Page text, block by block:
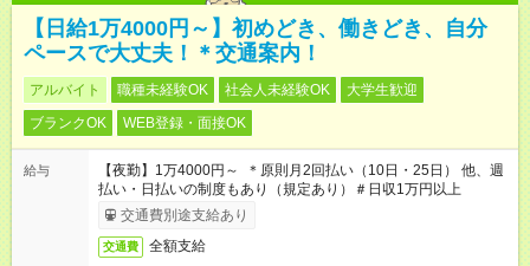
【日給1万4000円～】初めどき、働きどき、自分
ペースで大丈夫！＊交通案内！
アルバイト 職種未経験OK 社会人未経験OK
大学生歓迎
ブランクOK
WEB登録・面接OK
給与
【夜勤】1万4000円～ ＊原則月2回払い（10日・25日） 他、週
払い・日払いの制度もあり（規定あり）＃日収1万円以上
交通費別途支給あり
交通費 全額支給